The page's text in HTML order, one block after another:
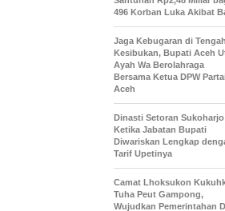
496 Korban Luka Akibat
Jaga Kebugaran di Tengah
Kesibukan, Bupati Aceh
Ayah Wa Berolahraga
Bersama Ketua DPW
Aceh
Dinasti Setoran
Ketika Jabatan Bupati
Diwariskan Lengkap
Tarif Upetinya
Camat Lhoksukon
Tuha Peut Gampong,
Wujudkan Pemerintahan